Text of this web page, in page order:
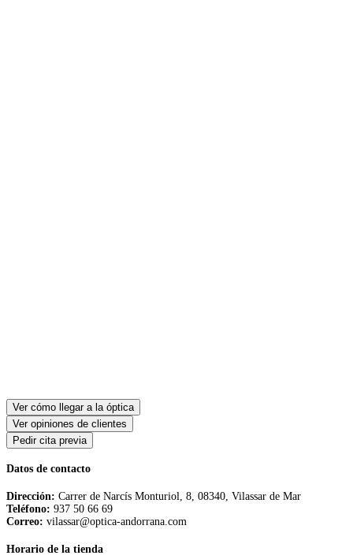
Ver cómo llegar a la óptica
Ver opiniones de clientes
Pedir cita previa
Datos de contacto
Dirección: Carrer de Narcís Monturiol, 8, 08340, Vilassar de Mar
Teléfono: 937 50 66 69
Correo: vilassar@optica-andorrana.com
Horario de la tienda